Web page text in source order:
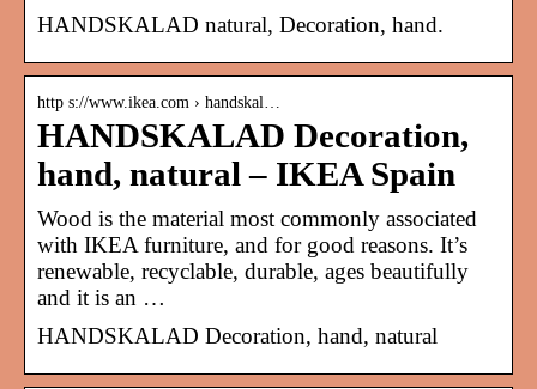
HANDSKALAD natural, Decoration, hand.
http s://www.ikea.com › handskal…
HANDSKALAD Decoration,
hand, natural – IKEA Spain
Wood is the material most commonly associated
with IKEA furniture, and for good reasons. It’s
renewable, recyclable, durable, ages beautifully
and it is an …
HANDSKALAD Decoration, hand, natural